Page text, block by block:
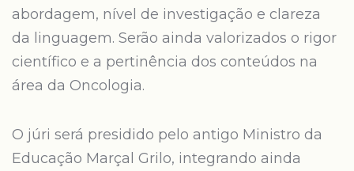
abordagem, nível de investigação e clareza
da linguagem. Serão ainda valorizados o rigor
científico e a pertinência dos conteúdos na
área da Oncologia.
O júri será presidido pelo antigo Ministro da
Educação Marçal Grilo, integrando ainda